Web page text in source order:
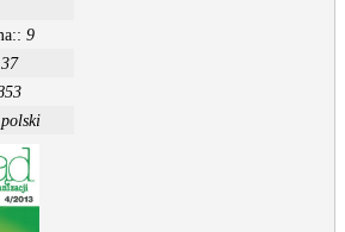
9
polski